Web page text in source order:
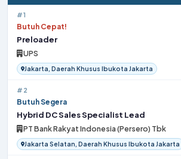
#1
Butuh Cepat!
Preloader
UPS
Jakarta, Daerah Khusus Ibukota Jakarta
#2
Butuh Segera
Hybrid DC Sales Specialist Lead
PT Bank Rakyat Indonesia (Persero) Tbk
Jakarta Selatan, Daerah Khusus Ibukota Jakarta